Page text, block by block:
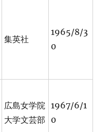
集英社
1965/8/3
0
広島女学院
大学文芸部
1967/6/1
0